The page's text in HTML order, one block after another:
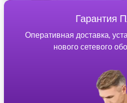
Гарантия
Оперативная доставка,
нового сетевого